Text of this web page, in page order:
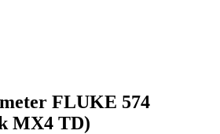
FLUKE 574
MX4 TD)